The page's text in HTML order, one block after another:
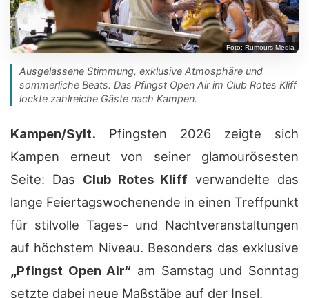
Foto: Rumours Media
Ausgelassene Stimmung, exklusive Atmosphäre und
sommerliche Beats: Das Pfingst Open Air im Club Rotes Kliff
lockte zahlreiche Gäste nach Kampen.
Kampen/Sylt. Pfingsten 2026 zeigte sich
Kampen erneut von seiner glamourösesten
Seite: Das Club Rotes Kliff verwandelte das
lange Feiertagswochenende in einen Treffpunkt
für stilvolle Tages- und Nachtveranstaltungen
auf höchstem Niveau. Besonders das exklusive
„Pfingst Open Air“ am Samstag und Sonntag
setzte dabei neue Maßstäbe auf der Insel.